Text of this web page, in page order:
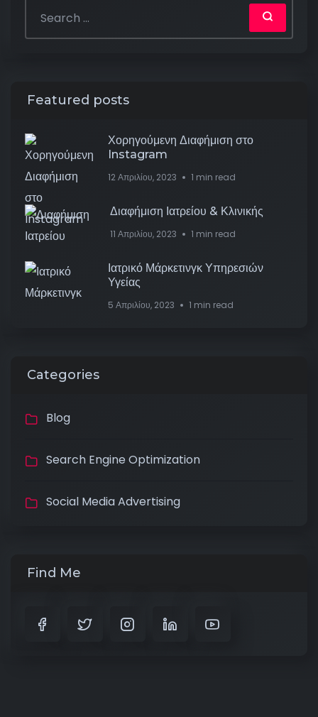
Featured posts
Χορηγούμενη Διαφήμιση στο
Instagram
12 Απριλίου, 2023 1 min read
Διαφήμιση Ιατρείου & Κλινικής
11 Απριλίου, 2023 1 min read
Ιατρικό Μάρκετινγκ Υπηρεσιών
Υγείας
5 Απριλίου, 2023 1 min read
Categories
Blog
Search Engine Optimization
Social Media Advertising
Find Me